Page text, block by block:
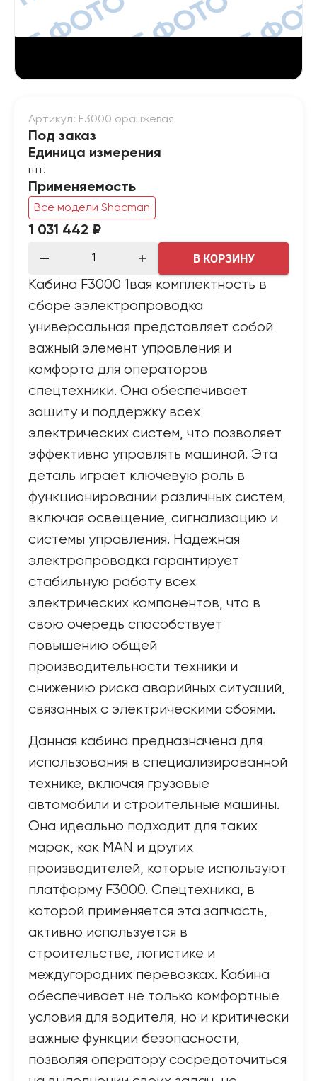
Артикул: F3000 оранжевая
Под заказ
Единица измерения
шт.
Применяемость
Все модели Shacman
1 031 442 ₽
В КОРЗИНУ
Кабина F3000 1вая комплектность в
сборе ээлектропроводка
универсальная представляет собой
важный элемент управления и
комфорта для операторов
спецтехники. Она обеспечивает
защиту и поддержку всех
электрических систем, что позволяет
эффективно управлять машиной. Эта
деталь играет ключевую роль в
функционировании различных систем,
включая освещение, сигнализацию и
системы управления. Надежная
электропроводка гарантирует
стабильную работу всех
электрических компонентов, что в
свою очередь способствует
повышению общей
производительности техники и
снижению риска аварийных ситуаций,
связанных с электрическими сбоями.
Данная кабина предназначена для
использования в специализированной
технике, включая грузовые
автомобили и строительные машины.
Она идеально подходит для таких
марок, как MAN и других
производителей, которые используют
платформу F3000. Спецтехника, в
которой применяется эта запчасть,
активно используется в
строительстве, логистике и
междугородних перевозках. Кабина
обеспечивает не только комфортные
условия для водителя, но и критически
важные функции безопасности,
позволяя оператору сосредоточиться